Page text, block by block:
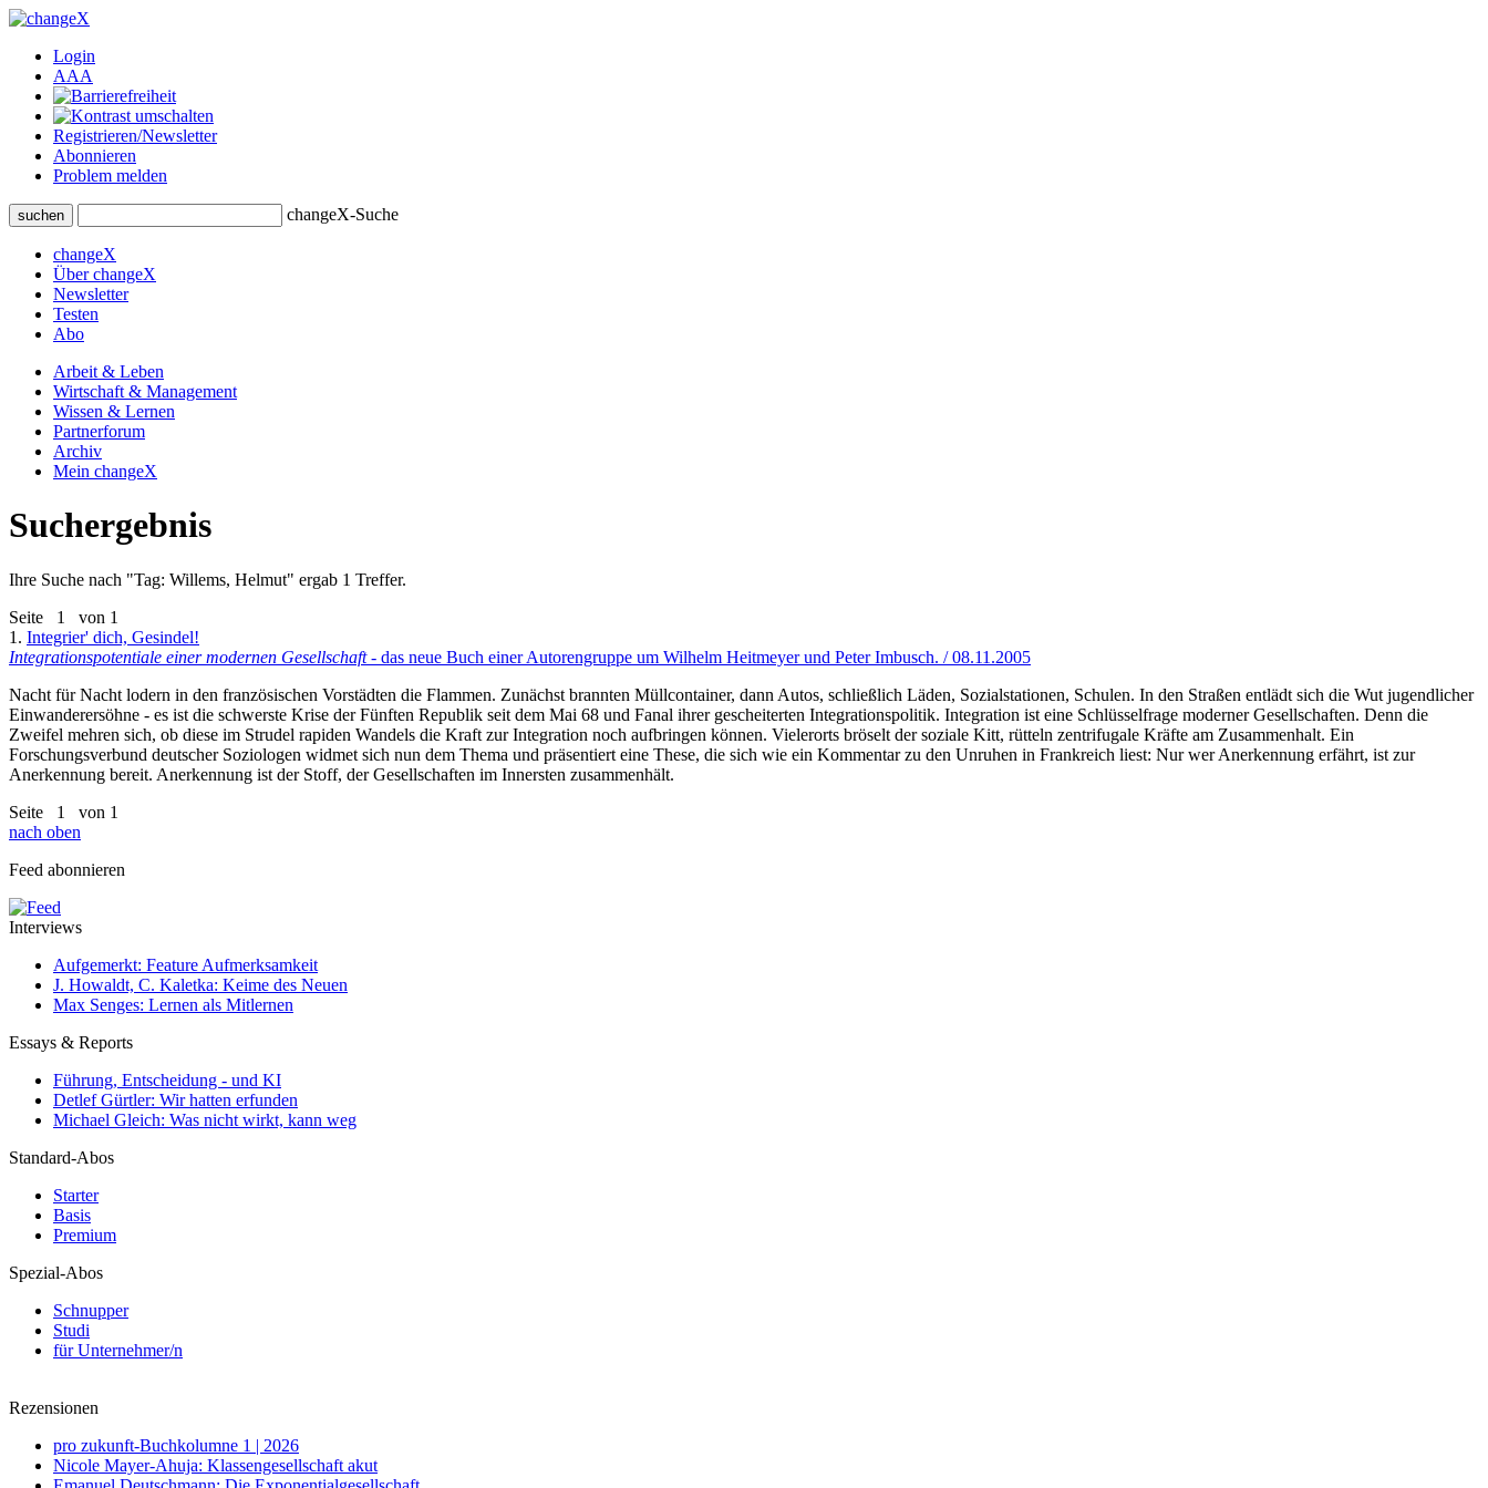
Login
AAA
Registrieren/Newsletter
Abonnieren
Problem melden
suchen changeX-Suche
changeX
Über changeX
Newsletter
Testen
Abo
Arbeit & Leben
Wirtschaft & Management
Wissen & Lernen
Partnerforum
Archiv
Mein changeX
Suchergebnis
Ihre Suche nach "Tag: Willems, Helmut" ergab 1 Treffer.
Seite 1
von 1
1. Integrier' dich, Gesindel!
Integrationspotentiale einer modernen Gesellschaft- das neue Buch einer Autorengruppe um Wilhelm Heitmeyer und Peter Imbusch. / 08.11.2005
Nacht für Nacht lodern in den französischen Vorstädten die Flammen. Zunächst brannten Müllcontainer, dann Autos, schließlich Läden, Sozialstationen, Schulen. In den Straßen entlädt sich die Wut jugendlicher
Einwanderersöhne - es ist die schwerste Krise der Fünften Republik seit dem Mai 68 und Fanal ihrer gescheiterten Integrationspolitik. Integration ist eine Schlüsselfrage moderner Gesellschaften. Denn die
Zweifel mehren sich, ob diese im Strudel rapiden Wandels die Kraft zur Integration noch aufbringen können. Vielerorts bröselt der soziale Kitt, rütteln zentrifugale Kräfte am Zusammenhalt. Ein
Forschungsverbund deutscher Soziologen widmet sich nun dem Thema und präsentiert eine These, die sich wie ein Kommentar zu den Unruhen in Frankreich liest: Nur wer Anerkennung erfährt, ist zur
Anerkennung bereit. Anerkennung ist der Stoff, der Gesellschaften im Innersten zusammenhält.
Seite 1
von 1
nach oben
Feed abonnieren
Interviews
Aufgemerkt: Feature Aufmerksamkeit
J. Howaldt, C. Kaletka: Keime des Neuen
Max Senges: Lernen als Mitlernen
Essays & Reports
Führung, Entscheidung - und KI
Detlef Gürtler: Wir hatten erfunden
Michael Gleich: Was nicht wirkt, kann weg
Standard-Abos
Starter
Basis
Premium
Spezial-Abos
Schnupper
Studi
für Unternehmer/n
Rezensionen
pro zukunft-Buchkolumne 1 | 2026
Nicole Mayer-Ahuja: Klassengesellschaft akut